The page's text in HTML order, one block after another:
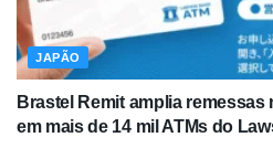
JAPÃO
Brastel Remit amplia remessas
em mais de 14 mil ATMs do